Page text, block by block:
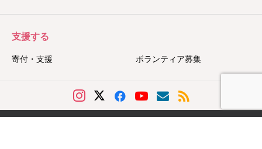
支援する
寄付・支援 ボランティア募集